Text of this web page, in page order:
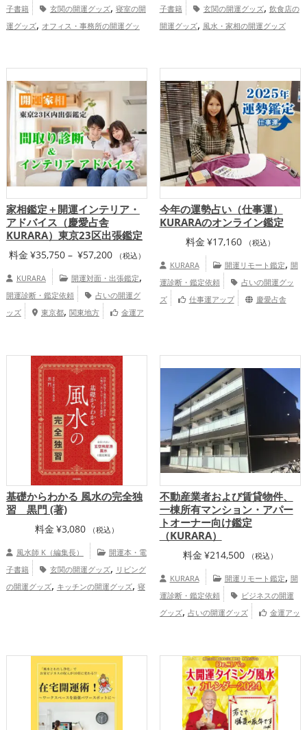
子書籍
玄関の開運グッズ, 寝室の開
運グッズ, オフィス・事務所の開運グッ
子書籍
玄関の開運グッズ, 飲食店の
開運グッズ, 風水・家相の開運グッズ
家相鑑定＋開運インテリア・
アドバイス（慶愛占舎
KURARA）東京23区出張鑑定
料金 ¥35,750 – ¥57,200価（税込）
KURARA 開運対面・出張鑑定,
開運診断・鑑定依頼
占いの開運グ
ッズ
東京都, 関東地方
金運ア
今年の運勢占い（仕事運）
KURARAのオンライン鑑定
料金 ¥17,160 （税込）
KURARA 開運リモート鑑定, 開
運診断・鑑定依頼
占いの開運グッ
ズ
仕事運アップ
慶愛占舎
基礎からわかる 風水の完全独
習 黒門 (著)
料金 ¥3,080 （税込）
風水師 K（編集長）
開運本・電
子書籍
玄関の開運グッズ, リビング
の開運グッズ, キッチンの開運グッズ, 寝
アップ,金運アップ,仕事運アップ,健康
,家庭運・家族運アップ
運・全体運アップ
不動産業者および賃貸物件、
一棟所有マンション・アパー
トオーナー向け鑑定
（KURARA）
料金 ¥214,500 （税込）
KURARA 開運リモート鑑定, 開
運診断・鑑定依頼
ビジネスの開運
グッズ, 占いの開運グッズ
金運アッ